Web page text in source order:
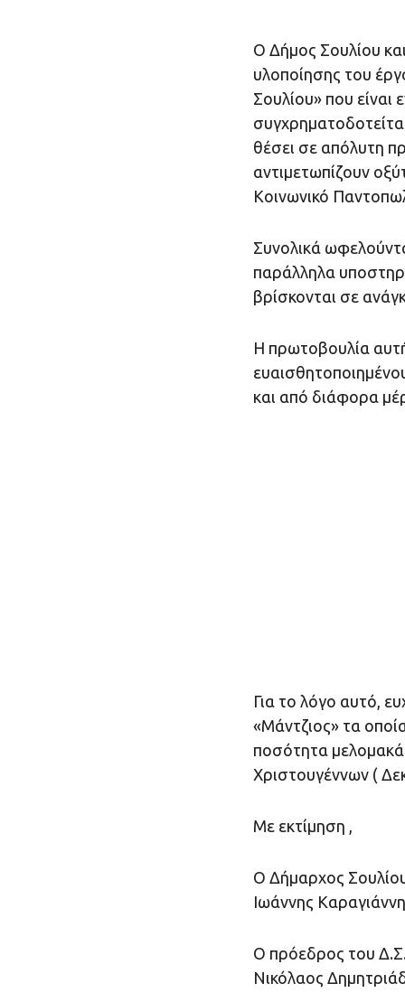
Ο Δήμος Σουλίου
υλοποίησης του
Σουλίου» που
θέσει σε απόλυτη
αντιμετωπίζουν
Κοινωνικό
Συνολικά
παράλληλα
βρίσκονται σε
Η πρωτοβουλία
και από διάφορα
Για το λόγο αυτό,
«Μάντζιος» τα
ποσότητα
Χριστουγέννων (
Με εκτίμηση ,
Ο Δήμαρχος
Ιωάννης
Ο πρόεδρος του
Νικόλαος